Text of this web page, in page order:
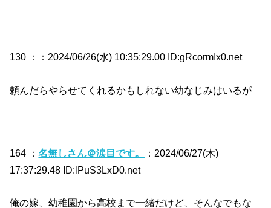
130 ： ：2024/06/26(水) 10:35:29.00 ID:gRcormIx0.net
頼んだらやらせてくれるかもしれない幼なじみはいるが
164 ：名無しさん＠涙目です。
：2024/06/27(木)
17:37:29.48 ID:lPuS3LxD0.net
俺の嫁、幼稚園から高校まで一緒だけど、そんなでもな